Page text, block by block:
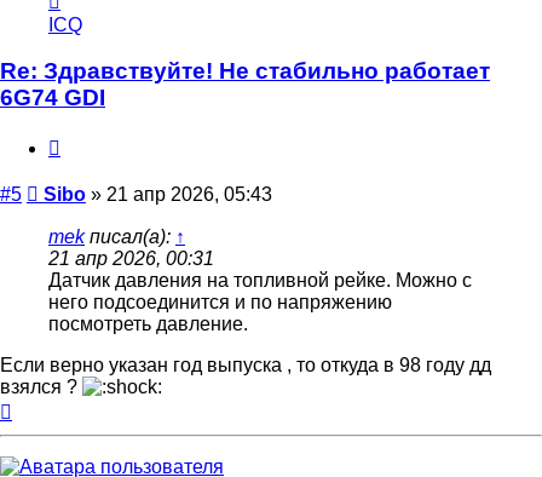
информация
пользователя
Sibo
ICQ
Re: Здравствуйте! Не стабильно работает
6G74 GDI
#5 Сообщение
Sibo » 21 апр 2026, 05:43
mekписал(а): ↑
21 апр 2026, 00:31
Датчик давления на топливной рейке. Можно с
него подсоединится и по напряжению
посмотреть давление.
Если верно указан год выпуска , то откуда в 98 году дд
взялся ?